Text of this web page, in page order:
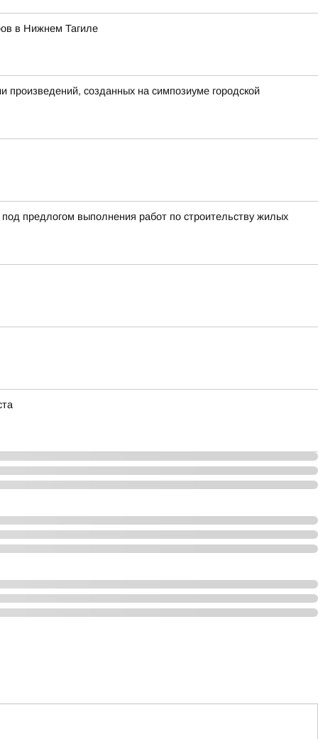
в Нижнем Тагиле
произведений, созданных на симпозиуме городской
предлогом выполнения работ по строительству жилых